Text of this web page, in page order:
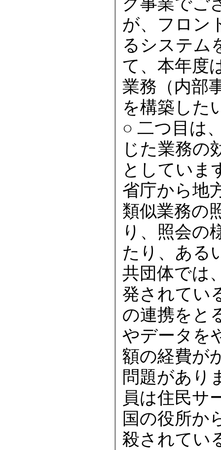
グ事業でご
が、フロン
るシステム
て、本年度
業務（内部
を構築した
○ 二つ目は
じた業務の
としていま
省庁から地
類似業務の
り、照会の
たり、ある
共団体では
発されてい
の連携をと
やデータを
額の経費が
問題があり
員は住民サ
国の役所か
殺されてい